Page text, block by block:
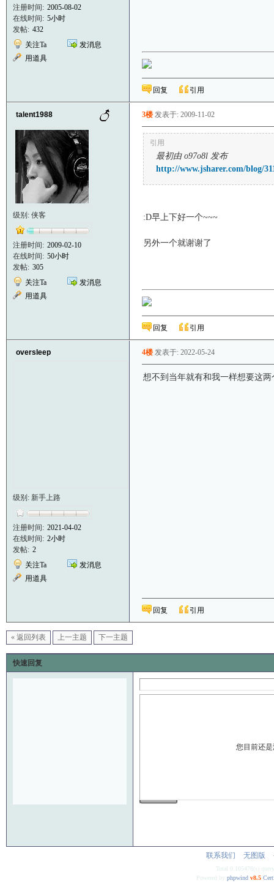
注册时间: 2005-08-02
在线时间: 5小时
发帖: 432
关注Ta
发消息
用道具
回复 引用
talent1988
级别: 侠客
注册时间: 2009-02-10
在线时间: 50小时
发帖: 305
关注Ta
发消息
用道具
3楼 发表于: 2009-11-02
引用
最初由 o97o8l 发布
http://www.jsharer.com/blog/
:D早上下好一个~~~
另外一个就谢谢了
回复 引用
oversleep
级别: 新手上路
注册时间: 2021-04-02
在线时间: 2小时
发帖: 2
关注Ta
发消息
用道具
4楼 发表于: 2022-05-24
想不到当年就有和我一样想要这
回复 引用
« 返回列表 上一主题 下一主题
快速回复
您目前还
联系我们 无图版
Total 0.105478(s)
Powered byphpwind v8.5